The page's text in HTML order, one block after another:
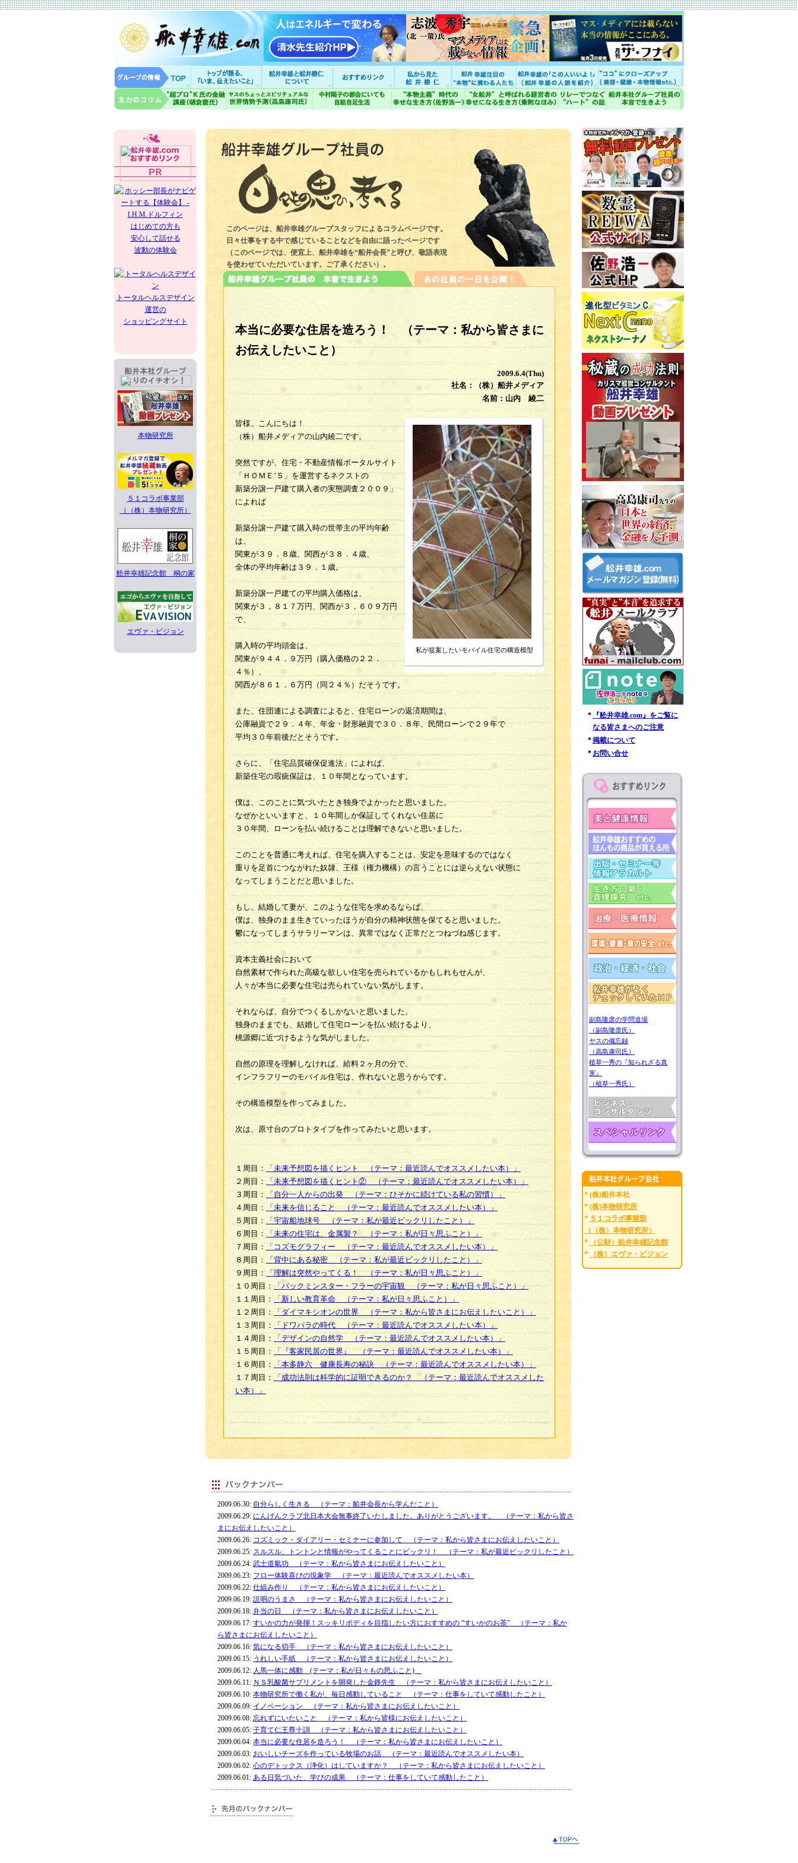
はじめての方も
安心して話せる
波動の体験会
トータルヘルスデザイン
運営の
ショッピングサイト
本物研究所
５１コラボ事業部
（（株）本物研究所）
舩井幸雄記念館 桐の家
エヴァ・ビジョン
このページは、船井幸雄グループスタッフによるコラムページです。
日々仕事をする中で感じていることなどを自由に語ったページです
（このページでは、便宜上、船井幸雄を“船井会長”と呼び、敬語表現
を使わせていただいています。ご了承ください）。
本当に必要な住居を造ろう！ （テーマ：私から皆さまに
お伝えしたいこと）
2009.6.4(Thu)
社名：（株）船井メディア
名前：山内 綾二
私が提案したいモバイル住宅の構造模型
皆様、こんにちは！
（株）船井メディアの山内綾二です。
突然ですが、住宅・不動産情報ポータルサイト
「ＨＯＭＥ’Ｓ」を運営するネクストの
新築分譲一戸建て購入者の実態調査２００９」
によれば
新築分譲一戸建て購入時の世帯主の平均年齢
は、
関東が３９．８歳、関西が３８．４歳、
全体の平均年齢は３９．１歳。
新築分譲一戸建ての平均購入価格は、
関東が３，８１７万円、関西が３，６０９万円
で、
購入時の平均頭金は、
関東が９４４．９万円（購入価格の２２．
４％）、
関西が８６１．６万円（同２４％）だそうです。
また、住団連による調査によると、住宅ローンの返済期間は、
公庫融資で２９．４年、年金・財形融資で３０．８年、民間ローンで２９年で
平均３０年前後だとそうです。
さらに、「住宅品質確保促進法」によれば、
新築住宅の瑕疵保証は、１０年間となっています。
僕は、このことに気づいたとき独身でよかったと思いました。
なぜかといいますと、１０年間しか保証してくれない住居に
３０年間、ローンを払い続けることは理解できないと思いました。
このことを普通に考えれば、住宅を購入することは、安定を意味するのではなく
重りを足首につながれた奴隷、王様（権力機構）の言うことには逆らえない状態に
なってしまうことだと思いました。
もし、結婚して妻が、このような住宅を求めるならば、
僕は、独身のまま生きていったほうが自分の精神状態を保てると思いました。
鬱になってしまうサラリーマンは、異常ではなく正常だとつねづね感じます。
資本主義社会において
自然素材で作られた高級な欲しい住宅を売られているかもしれもせんが、
人々が本当に必要な住宅は売られていない気がします。
それならば、自分でつくるしかないと思いました。
独身のままでも、結婚して住宅ローンを払い続けるより、
桃源郷に近づけるような気がしました。
自然の原理を理解しなければ、給料２ヶ月の分で、
インフラフリーのモバイル住宅は、作れないと思うからです。
その構造模型を作ってみました。
次は、原寸台のプロトタイプを作ってみたいと思います。
１周目：
「未来予想図を描くヒント （テーマ：最近読んでオススメしたい本）」
２周目：
「未来予想図を描くヒント② （テーマ：最近読んでオススメしたい本）」
３周目：
「自分一人からの出発 （テーマ：ひそかに続けている私の習慣）」
４周目：
「未来を信じること （テーマ：最近読んでオススメしたい本）」
５周目：
「宇宙船地球号 （テーマ：私が最近ビックリしたこと）」
６周目：
「未来の住宅は、金属製？ （テーマ：私が日々思ふこと）」
７周目：
「コズモグラフィー （テーマ：最近読んでオススメしたい本）」
８周目：
「背中にある秘密 （テーマ：私が最近ビックリしたこと）」
９周目：
「理解は突然やってくる！ （テーマ：私が日々思ふこと）」
１０周目：
「バックミンスター・フラーの宇宙観 （テーマ：私が日々思ふこと）」
１１周目：
「新しい教育革命 （テーマ：私が日々思ふこと）」
１２周目：
「ダイマキシオンの世界 （テーマ：私から皆さまにお伝えしたいこと）」
１３周目：
「ドワパラの時代 （テーマ：最近読んでオススメしたい本）」
１４周目：
「デザインの自然学 （テーマ：最近読んでオススメしたい本）」
１５周目：
「『客家民居の世界』 （テーマ：最近読んでオススメしたい本）」
１６周目：
「本多静六 健康長寿の秘訣 （テーマ：最近読んでオススメしたい本）」
１７周目：
「成功法則は科学的に証明できるのか？ （テーマ：最近読んでオススメした
い本）」
2009.06.30: 自分らしく生きる （テーマ：船井会長から学んだこと）
2009.06.29: にんげんクラブ北日本大会無事終了いたしました。ありがとうございます。 （テーマ：私から皆さ
まにお伝えしたいこと）
2009.06.26: コズミック・ダイアリー・セミナーに参加して （テーマ：私から皆さまにお伝えしたいこと）
2009.06.25: スルスル、トントンと情報がやってくることにビックリ！ （テーマ：私が最近ビックリしたこと）
2009.06.24: 武士道氣功 （テーマ：私から皆さまにお伝えしたいこと）
2009.06.23: フロー体験喜びの現象学 （テーマ：最近読んでオススメしたい本）
2009.06.22: 仕組み作り （テーマ：私から皆さまにお伝えしたいこと）
2009.06.19: 説明のうまさ （テーマ：私から皆さまにお伝えしたいこと）
2009.06.18: 弁当の日 （テーマ：私から皆さまにお伝えしたいこと）
2009.06.17: すいかの力が発揮！スッキリボディを目指したい方におすすめの “すいかのお茶” （テーマ：私か
ら皆さまにお伝えしたいこと）
2009.06.16: 気になる切手 （テーマ：私から皆さまにお伝えしたいこと）
2009.06.15: うれしい手紙 （テーマ：私から皆さまにお伝えしたいこと）
2009.06.12: 人馬一体に感動 (テーマ：私が日々もの思ふこと)
2009.06.11: ＮＳ乳酸菌サプリメントを開発した金鋒先生 （テーマ：私から皆さまにお伝えしたいこと）
2009.06.10: 本物研究所で働く私が、毎日感動していること （テーマ：仕事をしていて感動したこと）
2009.06.09: イノベーション （テーマ：私から皆さまにお伝えしたいこと）
2009.06.08: 忘れずにいたいこと （テーマ：私から皆様にお伝えしたいこと）
2009.06.05: 子育て仁王尊十訓 （テーマ：私から皆さまにお伝えしたいこと）
2009.06.04: 本当に必要な住居を造ろう！ （テーマ：私から皆さまにお伝えしたいこと）
2009.06.03: おいしいチーズを作っている牧場のお話 （テーマ：最近読んでオススメしたい本）
2009.06.02: 心のデトックス（浄化）はしていますか？ （テーマ：私から皆さまにお伝えしたいこと）
2009.06.01: ある日気づいた、学びの成果 （テーマ：仕事をしていて感動したこと）
*
『舩井幸雄.com』をご覧に
なる皆さまへのご注意
*掲載について
* お問い合せ
副島隆彦の学問道場
（副島隆彦氏）
ヤスの備忘録
（高島康司氏）
植草一秀の『知られざる真
実』
（植草一秀氏）
* (株)船井本社
* (株)本物研究所
* ５１コラボ事業部
（（株）本物研究所）
*
（公財）舩井幸雄記念館
*
（株）エヴァ・ビジョン